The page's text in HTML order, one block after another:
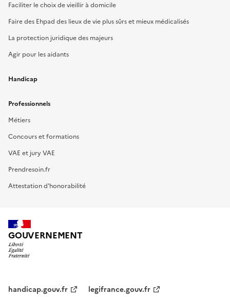
Faciliter le choix de vieillir à domicile
Faire des Ehpad des lieux de vie plus sûrs et mieux médicalisés
La protection juridique des majeurs
Agir pour les aidants
Handicap
Professionnels
Métiers
Concours et formations
VAE et jury VAE
Prendresoin.fr
Attestation d'honorabilité
GOUVERNEMENT
handicap.gouv.fr legifrance.gouv.fr